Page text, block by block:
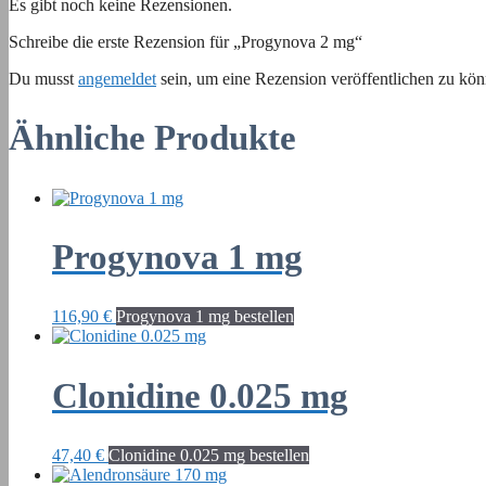
Es gibt noch keine Rezensionen.
Schreibe die erste Rezension für „Progynova 2 mg“
Du musst angemeldet sein, um eine Rezension veröffentlichen zu
Ähnliche Produkte
Progynova 1 mg
116,90 € Progynova 1 mg bestellen
Clonidine 0.025 mg
47,40 € Clonidine 0.025 mg bestellen